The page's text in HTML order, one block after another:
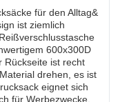
für den Alltag&
ist ziemlich
600x300D
Rückseite ist recht
drehen, es ist
eignet sich
für Werbezwecke.